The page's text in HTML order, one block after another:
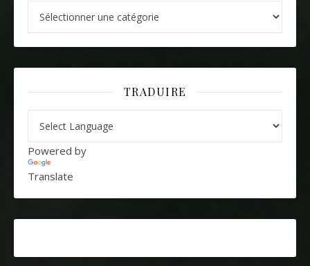
TRADUIRE
Powered by
Translate